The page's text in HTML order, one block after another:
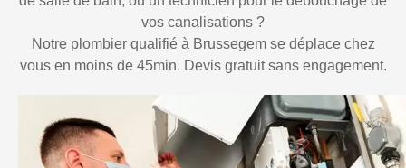
vos canalisations ?
Notre plombier qualifié à Brussegem se déplace chez
vous en moins de 45min. Devis gratuit sans engagement.